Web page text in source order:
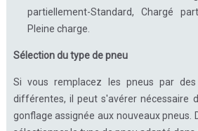
partiellement-Standard, Chargé
Pleine charge.
Sélection du type de pneu
Si vous remplacez les pneus par
différentes, il peut s'avérer nécessaire
gonflage assignée aux nouveaux pneus.